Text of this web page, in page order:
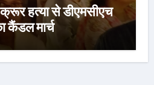
हत्या से डीएमसीएच
कैंडल मार्च